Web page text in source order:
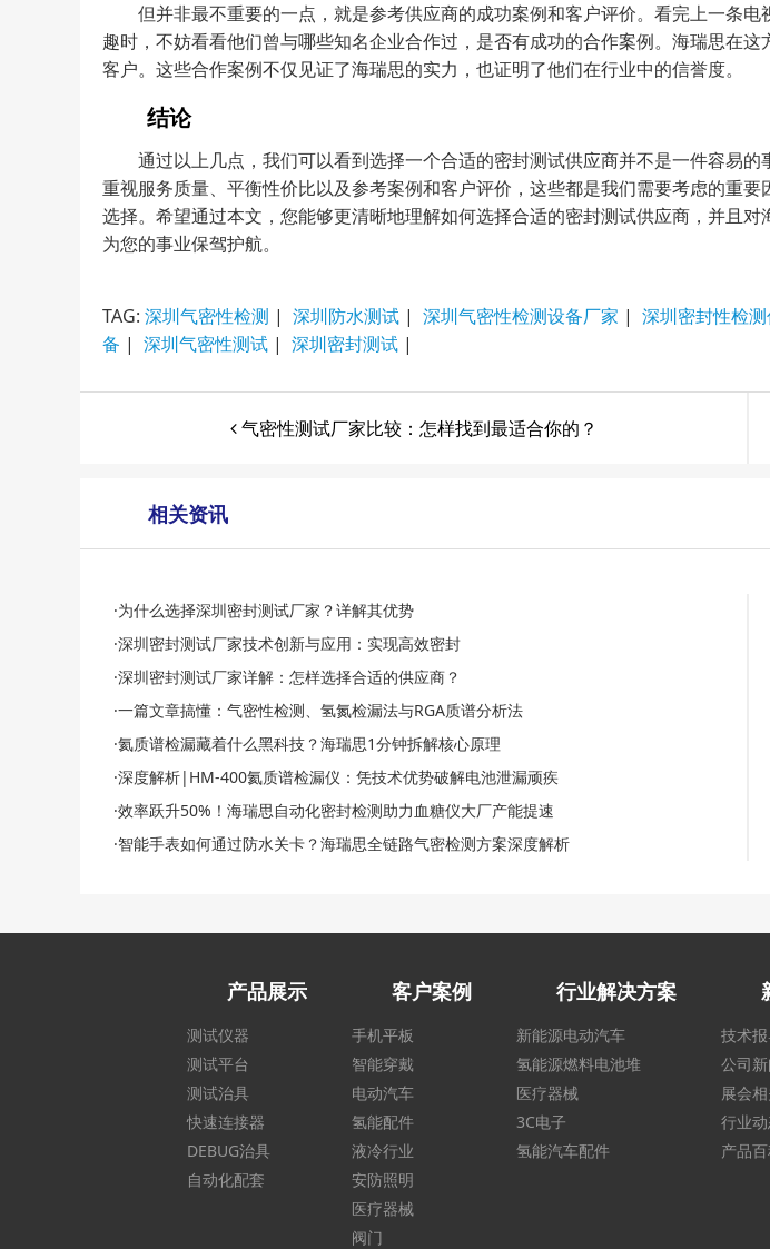
但并非最不重要的一点，就是参考供应商的成功案例和客户评价。看完上一条
趣时，不妨看看他们曾与哪些知名企业合作过，是否有成功的合作案例。海瑞思在
客户。这些合作案例不仅见证了海瑞思的实力，也证明了他们在行业中的信誉度。
结论
通过以上几点，我们可以看到选择一个合适的密封测试供应商并不是一件容易
重视服务质量、平衡性价比以及参考案例和客户评价，这些都是我们需要考虑的重
选择。希望通过本文，您能够更清晰地理解如何选择合适的密封测试供应商，并且
为您的事业保驾护航。
TAG: 深圳气密性检测 | 深圳防水测试 | 深圳气密性检测设备厂家 | 深圳密封性检
备 | 深圳气密性测试 | 深圳密封测试 |
气密性测试厂家比较：怎样找到最适合你的？
相关资讯
·为什么选择深圳密封测试厂家？详解其优势
·深圳密封测试厂家技术创新与应用：实现高效密封
·深圳密封测试厂家详解：怎样选择合适的供应商？
·一篇文章搞懂：气密性检测、氢氮检漏法与RGA质谱分析法
·氦质谱检漏藏着什么黑科技？海瑞思1分钟拆解核心原理
·深度解析|HM-400氦质谱检漏仪：凭技术优势破解电池泄漏顽疾
·效率跃升50%！海瑞思自动化密封检测助力血糖仪大厂产能提速
·智能手表如何通过防水关卡？海瑞思全链路气密检测方案深度解析
产品展示
测试仪器
测试平台
测试治具
快速连接器
DEBUG治具
自动化配套
客户案例
手机平板
智能穿戴
电动汽车
氢能配件
液冷行业
安防照明
医疗器械
阀门
行业解决方案
新能源电动汽车
氢能源燃料电池堆
医疗器械
3C电子
氢能汽车配件
技术
公司
展会
行业
产品